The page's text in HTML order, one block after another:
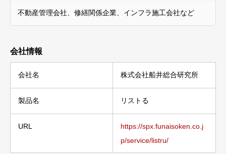
不動産管理会社、修繕関係企業、インフラ施工会社など
会社情報
会社名 株式会社船井総合研究所
製品名 リストる
URL
https://spx.funaisoken.co.j
p/service/listru/